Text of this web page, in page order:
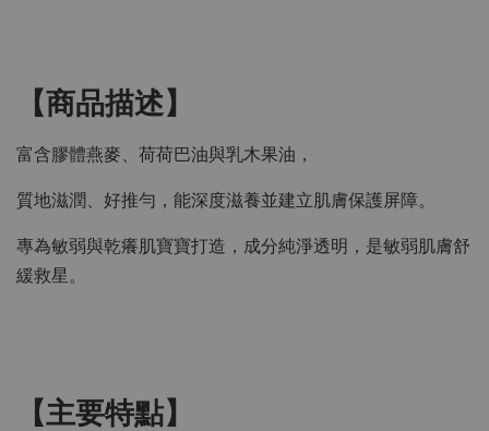
【商品描述】
富含膠體燕麥、荷荷巴油與乳木果油，
質地滋潤、好推勻，能深度滋養並建立肌膚保護屏障。
專為敏弱與乾癢肌寶寶打造，成分純淨透明，是敏弱肌膚舒
緩救星。
【主要特點】